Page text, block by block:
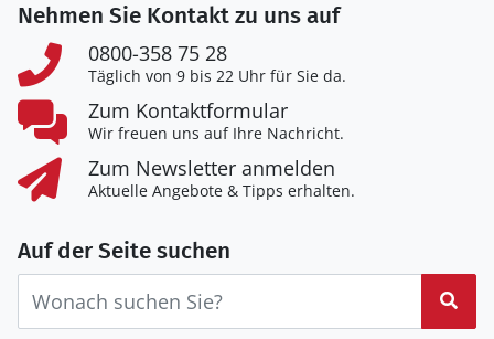
Nehmen Sie Kontakt zu uns auf
0800-358 75 28
Täglich von 9 bis 22 Uhr für Sie da.
Zum Kontaktformular
Wir freuen uns auf Ihre Nachricht.
Zum Newsletter anmelden
Aktuelle Angebote & Tipps erhalten.
Auf der Seite suchen